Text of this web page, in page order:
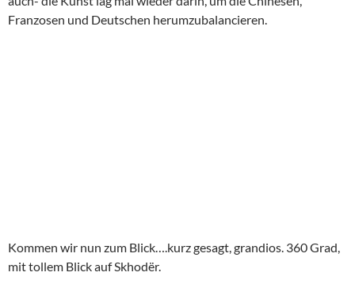
Franzosen und Deutschen herumzubalancieren.
Kommen wir nun zum Blick….kurz gesagt, grandios. 360 Grad,
mit tollem Blick auf Skhodër.